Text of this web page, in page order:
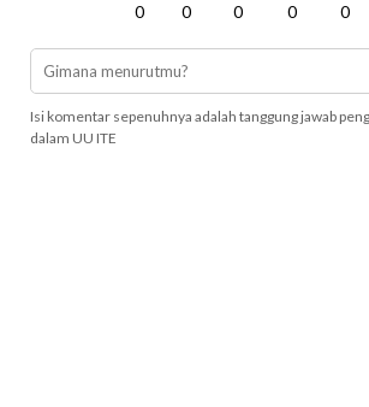
0 0 0 0 0
Isi komentar sepenuhnya adalah tanggung jawab
dalam UU ITE